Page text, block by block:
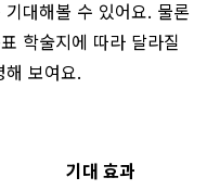
대해볼 수 있어요. 물론
학술지에 따라 달라질
해 보여요.
기대 효과